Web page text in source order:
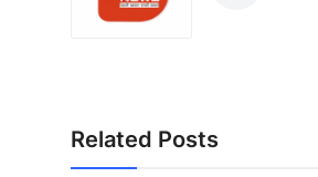
Related Posts